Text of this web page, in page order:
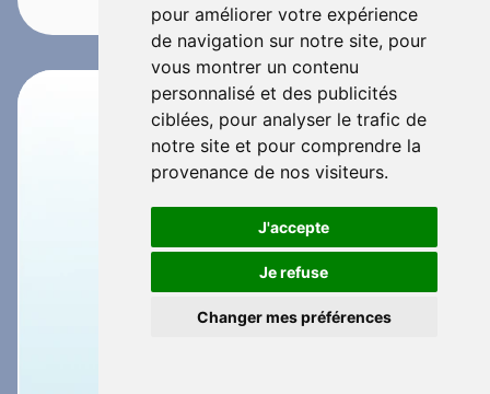
pour améliorer votre expérience
de navigation sur notre site, pour
vous montrer un contenu
personnalisé et des publicités
ciblées, pour analyser le trafic de
notre site et pour comprendre la
provenance de nos visiteurs.
J'accepte
Je refuse
Changer mes préférences